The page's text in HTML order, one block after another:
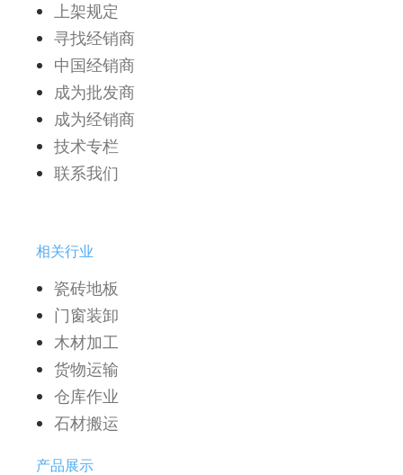
上架规定
寻找经销商
中国经销商
成为批发商
成为经销商
技术专栏
联系我们
相关行业
瓷砖地板
门窗装卸
木材加工
货物运输
仓库作业
石材搬运
产品展示